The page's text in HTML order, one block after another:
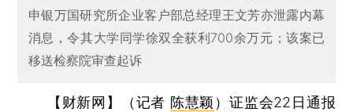
申银万国研究所企业客户部总经理王文芳亦泄露内幕
消息，令其大学同学徐双全获利700余万元；该案已
移送检察院审查起诉
【财新网】（记者 陈慧颖 ） 证监会22日通报